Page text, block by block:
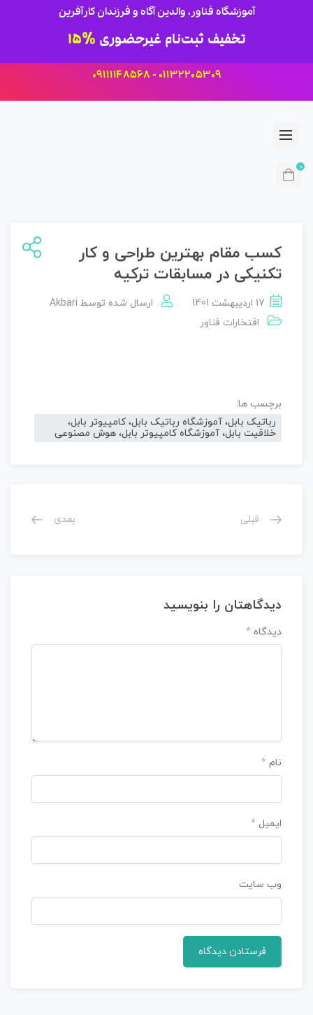
آموزشگاه فناور، والدین آگاه و فرزندان کارآفرین
تخفیف ثبت‌نام غیرحضوری 15%
01132205309 - 09111148568
0
کسب مقام بهترین طراحی و کار
تکنیکی در مسابقات ترکیه
17 اردیبهشت 1401 ارسال شده توسط Akbari
افتخارات فناور
برچسب ها:
رباتیک بابل، آموزشگاه رباتیک بابل، کامپیوتر بابل،
خلاقیت بابل، آموزشگاه کامپیوتر بابل، هوش مصنوعی
قبلی بعدی
دیدگاهتان را بنویسید
دیدگاه *
نام *
ایمیل *
وب‌ سایت